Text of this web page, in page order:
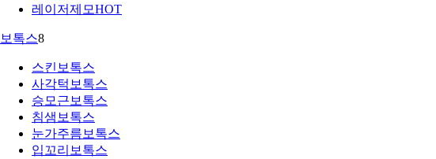
레이저제모HOT
보톡스8
스킨보톡스
사각턱보톡스
승모근보톡스
침샘보톡스
눈가주름보톡스
입꼬리보톡스